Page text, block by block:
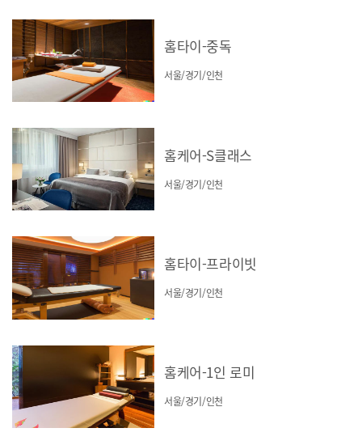
홈타이-중독
서울/경기/인천
홈케어-S클래스
서울/경기/인천
홈타이-프라이빗
서울/경기/인천
홈케어-1인 로미
서울/경기/인천